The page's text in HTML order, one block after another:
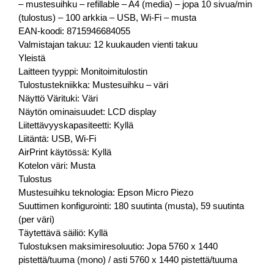
– mustesuihku – refillable – A4 (media) – jopa 10 sivua/min
(tulostus) – 100 arkkia – USB, Wi-Fi – musta
EAN-koodi: 8715946684055
Valmistajan takuu: 12 kuukauden vienti takuu
Yleistä
Laitteen tyyppi: Monitoimitulostin
Tulostustekniikka: Mustesuihku – väri
Näyttö Värituki: Väri
Näytön ominaisuudet: LCD display
Liitettävyyskapasiteetti: Kyllä
Liitäntä: USB, Wi-Fi
AirPrint käytössä: Kyllä
Kotelon väri: Musta
Tulostus
Mustesuihku teknologia: Epson Micro Piezo
Suuttimen konfigurointi: 180 suutinta (musta), 59 suutinta
(per väri)
Täytettävä säiliö: Kyllä
Tulostuksen maksimiresoluutio: Jopa 5760 x 1440
pistettä/tuuma (mono) / asti 5760 x 1440 pistettä/tuuma